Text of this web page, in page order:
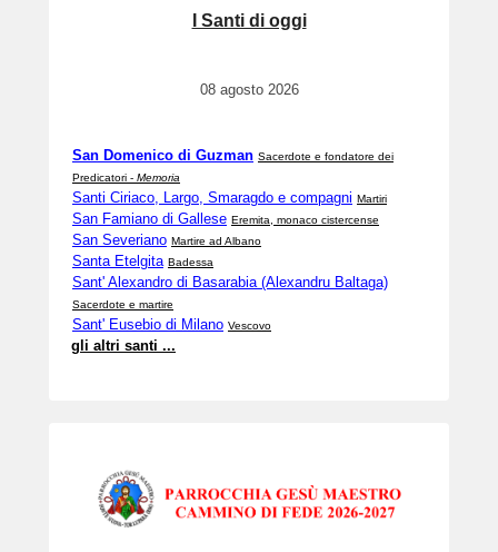
I Santi di oggi
08 agosto 2026
San Domenico di Guzman Sacerdote e fondatore dei
Predicatori - Memoria
Santi Ciriaco, Largo, Smaragdo e compagni Martiri
San Famiano di Gallese Eremita, monaco cistercense
San Severiano Martire ad Albano
Santa Etelgita Badessa
Sant' Alexandro di Basarabia (Alexandru Baltaga)
Sacerdote e martire
Sant' Eusebio di Milano Vescovo
gli altri santi ...